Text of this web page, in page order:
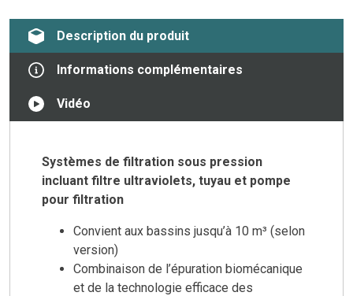
Description du produit
Informations complémentaires
Vidéo
Systèmes de filtration sous pression
incluant filtre ultraviolets, tuyau et pompe
pour filtration
Convient aux bassins jusqu’à 10 m³ (selon
version)
Combinaison de l’épuration biomécanique
et de la technologie efficace des